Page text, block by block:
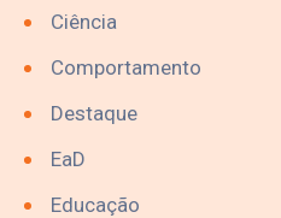
Ciência
Comportamento
Destaque
EaD
Educação